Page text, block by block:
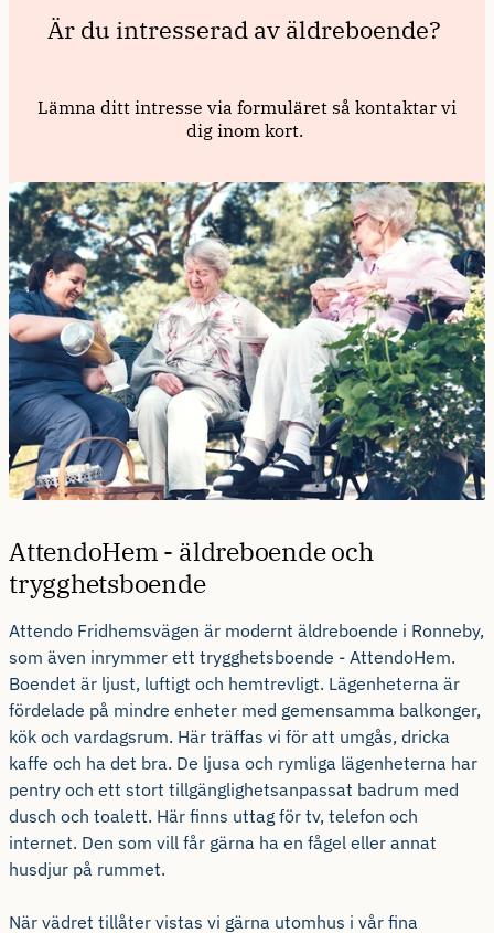
AttendoHem - äldreboende och
trygghetsboende
Attendo Fridhemsvägen är modernt äldreboende i Ronneby,
som även inrymmer ett trygghetsboende - AttendoHem.
Boendet är ljust, luftigt och hemtrevligt. Lägenheterna är
fördelade på mindre enheter med gemensamma balkonger,
kök och vardagsrum. Här träffas vi för att umgås, dricka
kaffe och ha det bra. De ljusa och rymliga lägenheterna har
pentry och ett stort tillgänglighetsanpassat badrum med
dusch och toalett. Här finns uttag för tv, telefon och
internet. Den som vill får gärna ha en fågel eller annat
husdjur på rummet.
När vädret tillåter vistas vi gärna utomhus i vår fina